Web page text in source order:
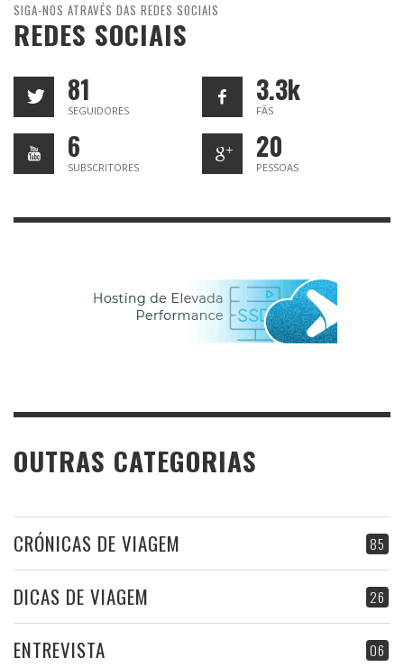
SIGA-NOS ATRAVÉS DAS REDES SOCIAIS
REDES SOCIAIS
81
SEGUIDORES
3.3k
FÃS
6
SUBSCRITORES
20
PESSOAS
OUTRAS CATEGORIAS
85
CRÓNICAS DE VIAGEM
26
DICAS DE VIAGEM
06
ENTREVISTA